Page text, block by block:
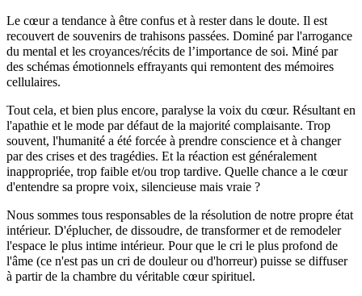
Le cœur a tendance à être confus et à rester dans le doute. Il est
recouvert de souvenirs de trahisons passées. Dominé par l'arrogance
du mental et les croyances/récits de l’importance de soi. Miné par
des schémas émotionnels effrayants qui remontent des mémoires
cellulaires.
Tout cela, et bien plus encore, paralyse la voix du cœur. Résultant en
l'apathie et le mode par défaut de la majorité complaisante. Trop
souvent, l'humanité a été forcée à prendre conscience et à changer
par des crises et des tragédies. Et la réaction est généralement
inappropriée, trop faible et/ou trop tardive. Quelle chance a le cœur
d'entendre sa propre voix, silencieuse mais vraie ?
Nous sommes tous responsables de la résolution de notre propre état
intérieur. D'éplucher, de dissoudre, de transformer et de remodeler
l'espace le plus intime intérieur. Pour que le cri le plus profond de
l'âme (ce n'est pas un cri de douleur ou d'horreur) puisse se diffuser
à partir de la chambre du véritable cœur spirituel.